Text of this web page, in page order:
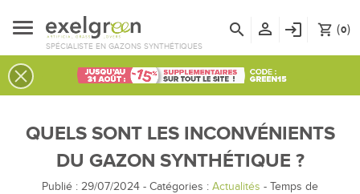
SPÉCIALISTE EN GAZONS SYNTHÉTIQUES
shopping_cart (0)
login
person_outline
search
QUELS SONT LES INCONVÉNIENTS
DU GAZON SYNTHÉTIQUE ?
Publié : 29/07/2024 - Catégories : Actualités - Temps de